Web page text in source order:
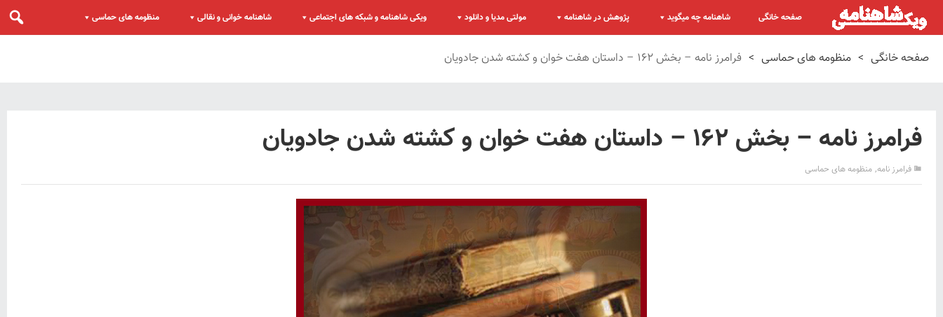
صفحه خانگی شاهنامه چه میگوید پژوهش در شاهنامه مولتی مدیا و دانلود ویکی شاهنامه و شبکه های اجتماعی شاهنامه خوانی و نقالی منظومه های حماسی
صفحه خانگی > منظومه های حماسی > فرامرز نامه – بخش ۱۶۲ – داستان هفت خوان و کشته شدن جادویان
فرامرز نامه – بخش ۱۶۲ – داستان هفت خوان و کشته شدن جادویان
فرامرز نامه, منظومه های حماسی